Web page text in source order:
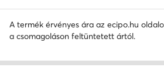
A termék érvényes ára az ecipo.hu
a csomagoláson feltüntetett ártól.